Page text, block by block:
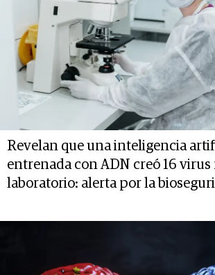
Revelan que una inteligencia
entrenada con ADN creó 16 virus
laboratorio: alerta por la